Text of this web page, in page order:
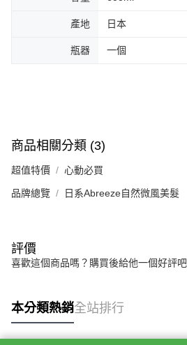
產地 日本
瓶器 一個
商品相關分類 (3)
超值特價 心動必買
品牌總覽 日系Abreeze自然微風美髮
評價
喜歡這個商品嗎？購買後給他一個好評吧
本分類熱銷全站排行